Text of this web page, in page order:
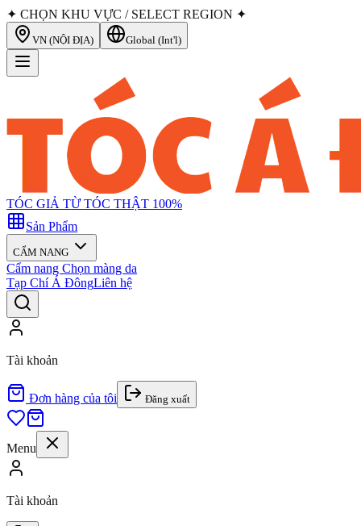
✦ CHỌN KHU VỰC / SELECT REGION ✦
VN (NỘI ĐỊA) Global (Int'l)
TÓC GIẢ TỪ TÓC THẬT 100%
Sản Phẩm
CẨM NANG
Cẩm nang Chọn màng da
Tạp Chí Á ĐôngLiên hệ
Tài khoản
Đơn hàng của tôi Đăng xuất
Menu
Tài khoản